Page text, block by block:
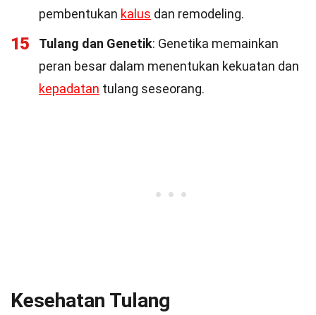
pembentukan kalus dan remodeling.
15 Tulang dan Genetik: Genetika memainkan
peran besar dalam menentukan kekuatan dan
kepadatan tulang seseorang.
Kesehatan Tulang